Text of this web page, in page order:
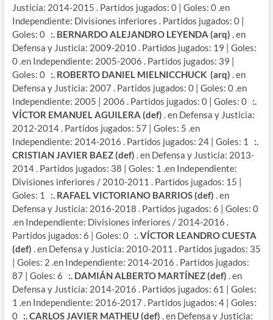
Justicia: 2014-2015 . Partidos jugados: 0 | Goles: 0 .en
Independiente: Divisiones inferiores . Partidos jugados: 0 |
Goles: 0 :. BERNARDO ALEJANDRO LEYENDA (arq) . en
Defensa y Justicia: 2009-2010 . Partidos jugados: 19 | Goles:
0 .en Independiente: 2005-2006 . Partidos jugados: 39 |
Goles: 0 :. ROBERTO DANIEL MIELNICCHUCK (arq) . en
Defensa y Justicia: 2007 . Partidos jugados: 0 | Goles: 0 .en
Independiente: 2005 | 2006 . Partidos jugados: 0 | Goles: 0 :.
VÍCTOR EMANUEL AGUILERA (def) . en Defensa y Justicia:
2012-2014 . Partidos jugados: 57 | Goles: 5 .en
Independiente: 2014-2016 . Partidos jugados: 24 | Goles: 1 :.
CRISTIAN JAVIER BAEZ (def) . en Defensa y Justicia: 2013-
2014 . Partidos jugados: 38 | Goles: 1 .en Independiente:
Divisiones inferiores / 2010-2011 . Partidos jugados: 15 |
Goles: 1 :. RAFAEL VICTORIANO BARRIOS (def) . en
Defensa y Justicia: 2016-2018 . Partidos jugados: 6 | Goles: 0
.en Independiente: Divisiones inferiores / 2014-2016 .
Partidos jugados: 6 | Goles: 0 :. VÍCTOR LEANDRO CUESTA
(def) . en Defensa y Justicia: 2010-2011 . Partidos jugados: 35
| Goles: 2 .en Independiente: 2014-2016 . Partidos jugados:
87 | Goles: 6 :. DAMIÁN ALBERTO MARTÍNEZ (def) . en
Defensa y Justicia: 2014-2016 . Partidos jugados: 61 | Goles:
1 .en Independiente: 2016-2017 . Partidos jugados: 4 | Goles:
0 :. CARLOS JAVIER MATHEU (def) . en Defensa y Justicia: